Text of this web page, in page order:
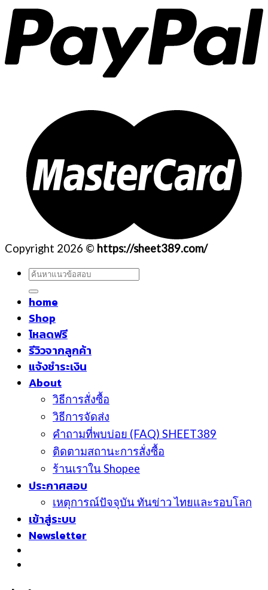
Copyright 2026 © https://sheet389.com/
ค้นหา:
home
Shop
โหลดฟรี
รีวิวจากลูกค้า
แจ้งชำระเงิน
About
วิธีการสั่งซื้อ
วิธีการจัดส่ง
คำถามที่พบบ่อย (FAQ) SHEET389
ติดตามสถานะการสั่งซื้อ
ร้านเราใน Shopee
ประกาศสอบ
เหตุการณ์ปัจจุบัน ทันข่าว ไทยและรอบโลก
เข้าสู่ระบบ
Newsletter